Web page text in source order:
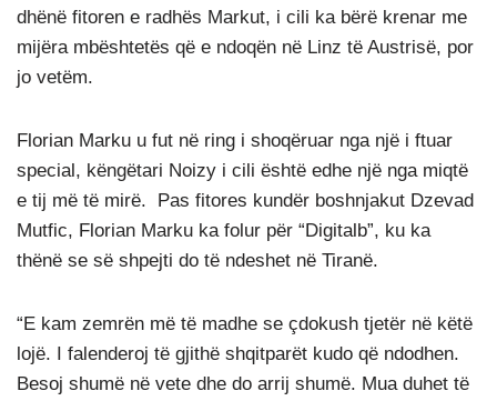
dhënë fitoren e radhës Markut, i cili ka bërë krenar me
mijëra mbështetës që e ndoqën në Linz të Austrisë, por
jo vetëm.
Florian Marku u fut në ring i shoqëruar nga një i ftuar
special, këngëtari Noizy i cili është edhe një nga miqtë
e tij më të mirë. Pas fitores kundër boshnjakut Dzevad
Mutfic, Florian Marku ka folur për “Digitalb”, ku ka
thënë se së shpejti do të ndeshet në Tiranë.
“E kam zemrën më të madhe se çdokush tjetër në këtë
lojë. I falenderoj të gjithë shqitparët kudo që ndodhen.
Besoj shumë në vete dhe do arrij shumë. Mua duhet të